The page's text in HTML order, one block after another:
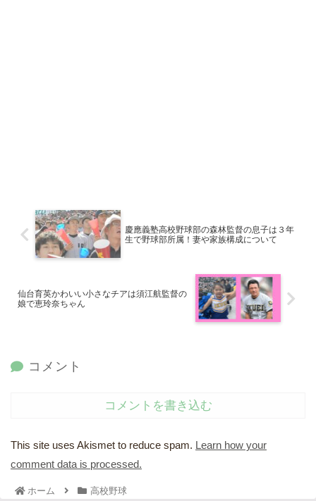
慶應義塾高校野球部の森林監督の息子は３年
生で野球部所属！妻や家族構成について
仙台育英かわいい小さなチアは須江航監督の
娘で恵玲奈ちゃん
コメント
コメントを書き込む
This site uses Akismet to reduce spam. Learn how your
comment data is processed.
ホーム 高校野球